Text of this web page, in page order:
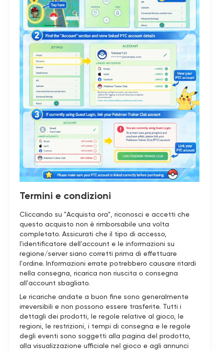
Termini e condizioni
Cliccando su "Acquista ora", riconosci e accetti che
questo acquisto non è rimborsabile una volta
completato. Assicurati che il tipo di accesso,
l'identificatore dell'account e le informazioni su
regione/server siano corretti prima di effettuare
l'ordine. Informazioni errate potrebbero causare ritardi
nella consegna, ricarica non riuscita o consegna
all'account sbagliato.
Le ricariche andate a buon fine sono generalmente
irreversibili e non possono essere trasferite. Tutti i
dettagli dei prodotti, le regole relative al gioco, le
regioni, le restrizioni, i tempi di consegna e le regole
degli eventi sono soggetti alla pagina del prodotto,
alla visualizzazione ufficiale nel gioco e agli annunci